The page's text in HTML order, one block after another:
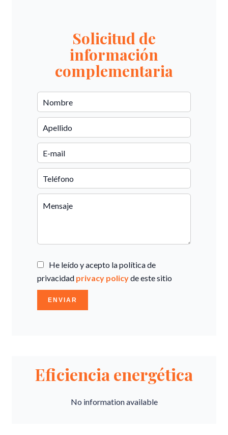
Solicitud de
información
complementaria
He leído y acepto la política de
privacidad privacy policyde este sitio
ENVIAR
Eficiencia energética
No information available